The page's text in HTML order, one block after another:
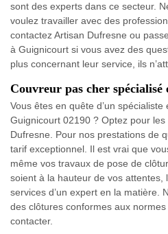
sont des experts dans ce secteur.
voulez travailler avec des
contactez Artisan Dufresne ou
à Guignicourt si vous avez des
plus concernant leur service, ils
Couvreur pas cher spécialisé
Vous êtes en quête d’un
Guignicourt 02190 ? Optez pour
Dufresne. Pour nos prestations de
tarif exceptionnel. Il est vrai que
même vos travaux de pose de
soient à la hauteur de vos attentes,
services d’un expert en la matière.
des clôtures conformes aux normes
contacter.